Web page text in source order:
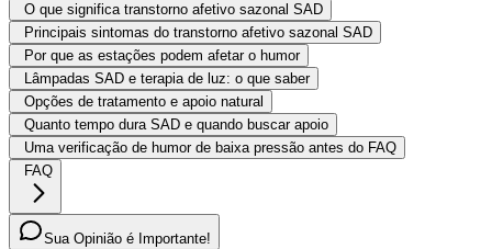
O que significa transtorno afetivo sazonal SAD
Principais sintomas do transtorno afetivo sazonal SAD
Por que as estações podem afetar o humor
Lâmpadas SAD e terapia de luz: o que saber
Opções de tratamento e apoio natural
Quanto tempo dura SAD e quando buscar apoio
Uma verificação de humor de baixa pressão antes do FAQ
FAQ
Sua Opinião é Importante!